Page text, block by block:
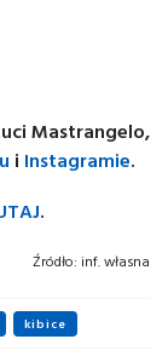
Mastrangelo,
i Instagramie.
.
Źródło: inf. własna
kibice